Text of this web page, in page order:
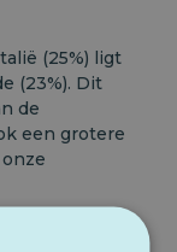
(25%) ligt
(23%). Dit
de
een grotere